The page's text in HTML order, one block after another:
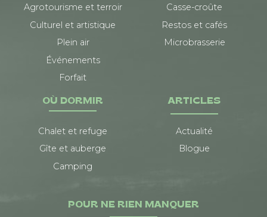
Agrotourisme et terroir
Culturel et artistique
Plein air
Événements
Forfait
Casse-croûte
Restos et cafés
Microbrasserie
OÙ DORMIR
Chalet et refuge
Gîte et auberge
Camping
ARTICLES
Actualité
Blogue
POUR NE RIEN MANQUER